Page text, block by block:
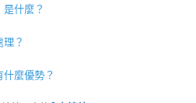
是什麼？
理？
麼優勢？